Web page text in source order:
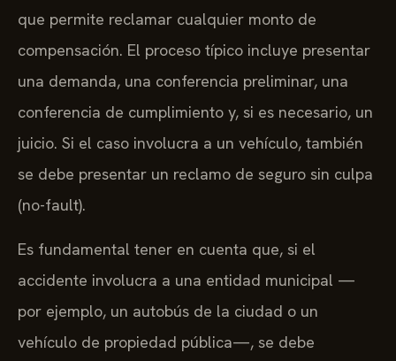
que permite reclamar cualquier monto de
compensación. El proceso típico incluye presentar
una demanda, una conferencia preliminar, una
conferencia de cumplimiento y, si es necesario, un
juicio. Si el caso involucra a un vehículo, también
se debe presentar un reclamo de seguro sin culpa
(no-fault).
Es fundamental tener en cuenta que, si el
accidente involucra a una entidad municipal —
por ejemplo, un autobús de la ciudad o un
vehículo de propiedad pública—, se debe